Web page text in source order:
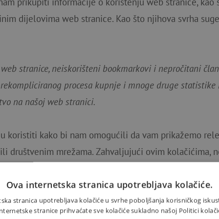
dijelovima web stranice. Kao što njihova svrha
stranice, neiskorišteni bookmarkovi i nepročitani
procesa kupnje i mnoge druge statistike
na našoj web stranici.
koristiti kako bi nam omogućili da vam prikažemo
društvenim mrežama. Zahvaljujući ovim kolačićima,
Ova internetska stranica upotrebljava kolačiće.
stranica upotrebljava kolačiće u svrhe poboljšanja korisničkog
stranice prihvaćate sve kolačiće sukladno našoj Politici